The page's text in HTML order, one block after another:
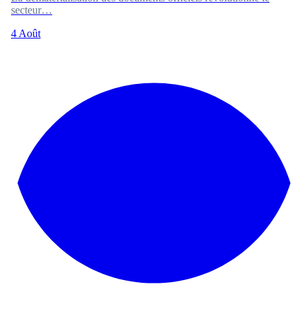
secteur…
4 Août